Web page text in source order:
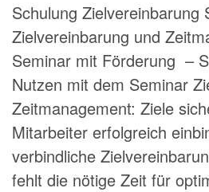
Schulung Zielvereinbarung
Zielvereinbarung und
Seminar mit Förderung –
Nutzen mit dem Seminar
Zeitmanagement: Ziele
Mitarbeiter erfolgreich
verbindliche
fehlt die nötige Zeit für